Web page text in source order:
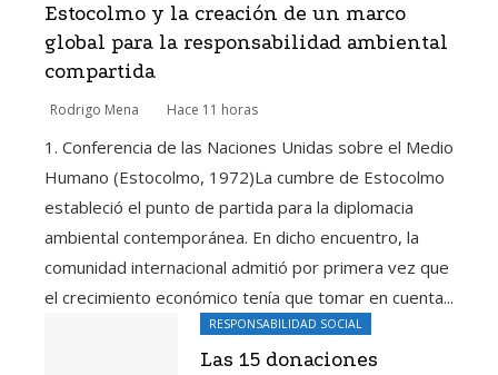
Estocolmo y la creación de un marco
global para la responsabilidad ambiental
compartida
Rodrigo Mena Hace 11 horas
1. Conferencia de las Naciones Unidas sobre el Medio
Humano (Estocolmo, 1972)La cumbre de Estocolmo
estableció el punto de partida para la diplomacia
ambiental contemporánea. En dicho encuentro, la
comunidad internacional admitió por primera vez que
el crecimiento económico tenía que tomar en cuenta...
RESPONSABILIDAD SOCIAL
Las 15 donaciones